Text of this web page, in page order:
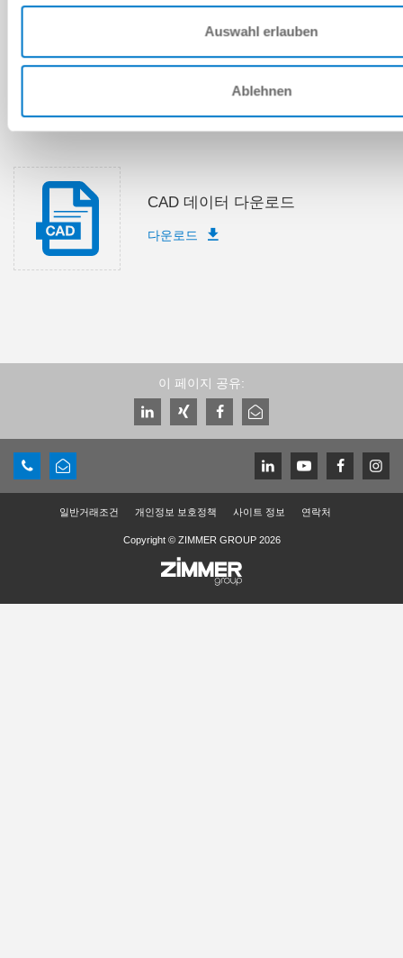
Auswahl erlauben
Ablehnen
설치 및 작동 지침
CAD 데이터 다운로드
다운로드
이 페이지 공유:
일반거래조건 개인정보 보호정책 사이트 정보 연락처
Copyright © ZIMMER GROUP 2026